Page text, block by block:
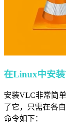
在Linux中安
安装VLC非常简
了它，只需在各
命令如下：